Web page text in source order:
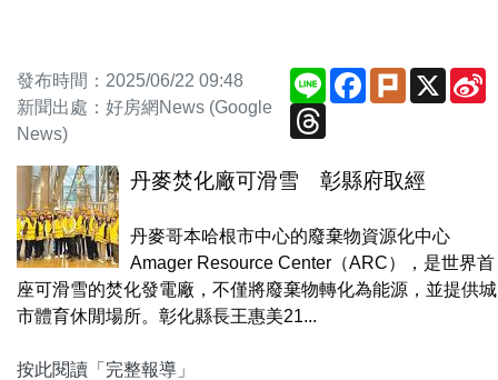
發布時間：2025/06/22 09:48
新聞出處：好房網News (Google
News)
Line Facebook
Plurk X
丹麥焚化廠可滑雪 彰縣府取經
丹麥哥本哈根市中心的廢棄物資源化中心
Amager Resource Center（ARC），是世界首
座可滑雪的焚化發電廠，不僅將廢棄物轉化為能源，並提供城
市體育休閒場所。彰化縣長王惠美21...
按此閱讀「完整報導」